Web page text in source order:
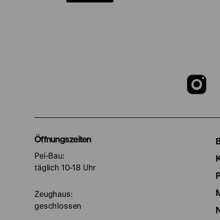
Zu
Öffnungszeiten
Pei-Bau:
täglich 10-18 Uhr
Zeughaus:
geschlossen